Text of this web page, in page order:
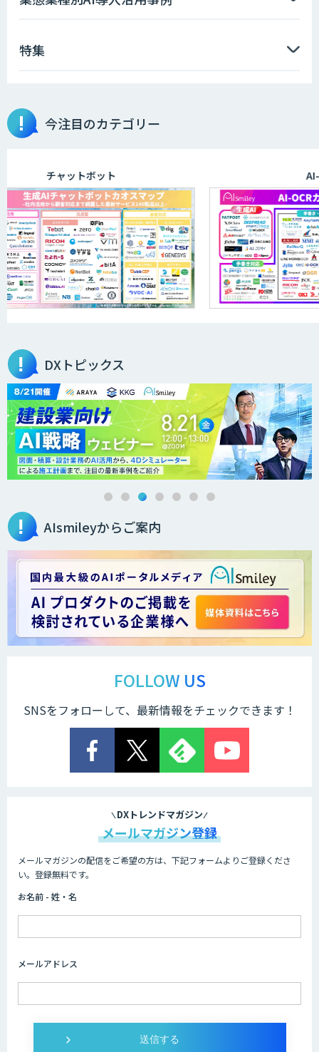
顔認証・物体検出向け画像データ販売サ
音声認識向け多言語音声コーパス販売サ
ービス
QleanDataset
機械学習のためのデータセットソリュー
ション
音声・画像・動画データセット販売・収
集
audioコーパス データセット
TASUKI Annotation
AIアノテーションサービス
アノテーション統合ソリューション
harBest for Data
Datatang AIデータ処理プラットフォー
特集
今注目のカテゴリー
チャットボット AI-
DXトピックス
AIsmileyからご案内
FOLLOW US
SNSをフォローして、最新情報をチェックできます！
DXトレンドマガジン
メールマガジン登録
メールマガジンの配信をご希望の方は、下記フォームよりご登録くださ
い。登録無料です。
お名前 - 姓・名
メールアドレス